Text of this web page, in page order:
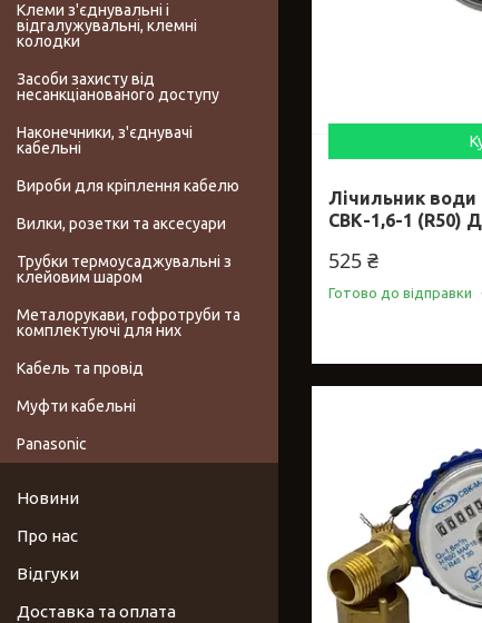
Лічильник води
СВК-1,6-1 (R50)
525 ₴
Готово до відправки
Клеми з'єднувальні і
відгалужувальні, клемні
колодки
Засоби захисту від
несанкціанованого доступу
Наконечники, з'єднувачі
кабельні
Вироби для кріплення кабелю
Вилки, розетки та аксесуари
Трубки термоусаджувальні з
клейовим шаром
Металорукави, гофротруби та
комплектуючі для них
Кабель та провід
Муфти кабельні
Panasonic
Новини
Про нас
Відгуки
Доставка та оплата